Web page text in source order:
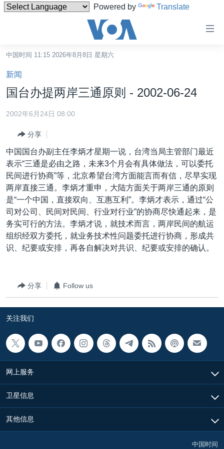
Powered by Translate
碍
链
接
跳
转
跳
转
到
航
转
到
港澳
国际
最新国际新闻
印太
中东
欧洲
非洲
全球议题
分类新闻
经济·金融·贸易
人权·法律·宗教
科教·文娱·体健
军事
环境
美中关系
热点专题
白宫要闻
国会报道
美国建国250周年
埃博拉疫情
美国之音专访
重要讲话与声明
台海两岸关系
南中国海争端
关注西藏
关注新疆
VOA视频
VOA今日焦点
关注我们
其他语言网站
中国时间 11:15 2026年8月8日 星期六
新闻
国台办提两岸三通原则 - 2002-06-24
2002年6月24日 08:00
分享
中国国台办副主任李炳才星期一说，台湾当局主管部门最近
表示“三通是必由之路，未来3个月会有具体做法，可以委托
民间进行协商”等，北京希望台湾方面能言而有信，尽早实现
两岸直接三通。李炳才重申，大陆方面关于两岸三通的原则
是“一个中国，直接双向、互惠互利”。李炳才表示，通过“公
司对公司、民间对民间、行业对行业”的协商尽快通起来，是
务实可行的方法。李炳才说，就技术而言，两岸民间的航运
组织经双方委托，就业务技术性问题委托进行协商，形成共
识、纪要或安排，再各自解决对共识、纪要或安排的确认。
分享 Follow us
关注我们
网上服务
卫星信息
其他信息
中国时间